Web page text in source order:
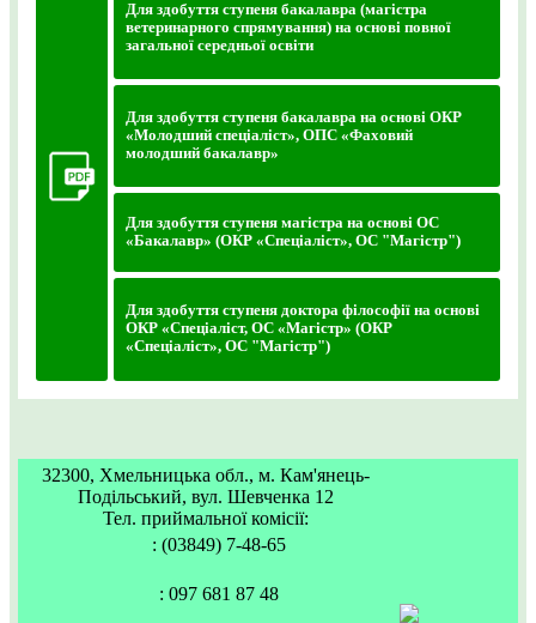
Для здобуття ступеня бакалавра (магістра
ветеринарного спрямування) на основі повної
загальної середньої освіти
Для здобуття ступеня бакалавра на основі ОКР
«Молодший спеціаліст», ОПС «Фаховий
молодший бакалавр»
Для здобуття ступеня магістра на основі ОС
«Бакалавр» (ОКР «Спеціаліст», ОС "Магістр")
Для здобуття ступеня доктора філософії на основі
ОКР «Спеціаліст, ОС «Магістр» (ОКР
«Спеціаліст», ОС "Магістр")
32300, Хмельницька обл., м. Кам'янець-
Подільський, вул. Шевченка 12
Тел. приймальної комісії:
: (03849) 7-48-65
: 097 681 87 48